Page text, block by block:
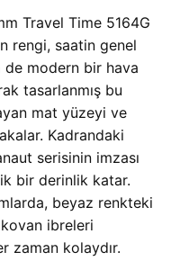
Travel Time 5164G
rengi, saatin genel
modern bir hava
tasarlanmış bu
mat yüzeyi ve
Kadrandaki
serisinin imzası
bir derinlik katar.
beyaz renkteki
ibreleri
zaman kolaydır.